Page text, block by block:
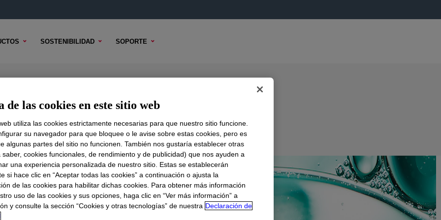
SOSTENIBILIDAD SOPORTE
TÉCNICO OPCIONES DE MUESTRA OPCIONES DE COMPRA
de las cookies en este sitio web
utiliza las cookies estrictamente necesarias para que nuestro sitio funcione.
su navegador para que bloquee o le avise sobre estas cookies, pero es
algunas partes del sitio no funcionen. También nos gustaría establecer otras
saber, cookies funcionales, de rendimiento y de publicidad) que nos ayuden a
una experiencia personalizada de nuestro sitio. Estas se establecerán
si hace clic en “Aceptar todas las cookies” a continuación o ajusta la
de las cookies para habilitar dichas cookies. Para obtener más información
uso de las cookies y sus opciones, haga clic en “Ver más información” a
y consulte la sección “Cookies y otras tecnologías” de nuestra Declaración de